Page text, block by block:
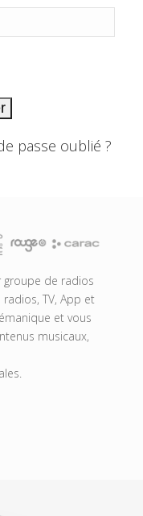
passe oublié ?
groupe de radios
TV, App et
et vous
musicaux,